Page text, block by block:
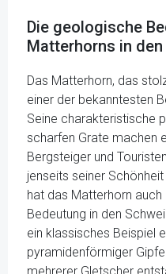
Die geologische
Matterhorns in
Das Matterhorn, das
einer der bekanntesten
Seine charakteristische
scharfen Grate machen
Bergsteiger und
jenseits seiner
hat das Matterhorn
Bedeutung in den
ein klassisches Beispiel
pyramidenförmiger